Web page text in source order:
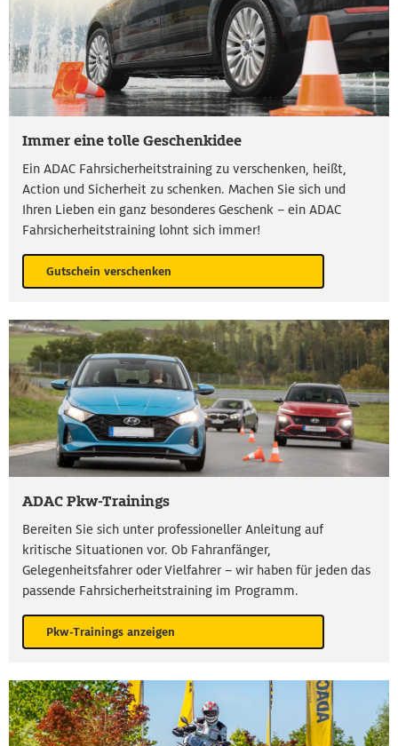
Immer eine tolle Geschenkidee
Ein ADAC Fahrsicherheitstraining zu verschenken, heißt,
Action und Sicherheit zu schenken. Machen Sie sich und
Ihren Lieben ein ganz besonderes Geschenk – ein ADAC
Fahrsicherheitstraining lohnt sich immer!
Gutschein verschenken
ADAC Pkw-Trainings
Bereiten Sie sich unter professioneller Anleitung auf
kritische Situationen vor. Ob Fahranfänger,
Gelegenheitsfahrer oder Vielfahrer – wir haben für jeden das
passende Fahrsicherheitstraining im Programm.
Pkw-Trainings anzeigen